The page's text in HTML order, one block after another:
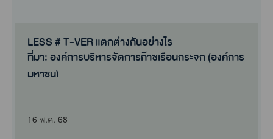
LESS # T-VER แตกต่างกันอย่างไร
ที่มา: องค์การบริหารจัดการก๊าซเรือนกระจก (องค์การ
มหาชน)
16 พ.ค. 68